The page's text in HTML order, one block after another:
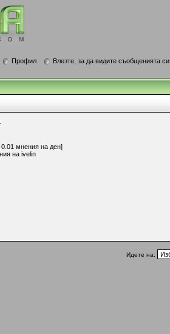
Профил Влезте, за да видите съобщенията си
мнения на ден]
на ivelin
Идете на: